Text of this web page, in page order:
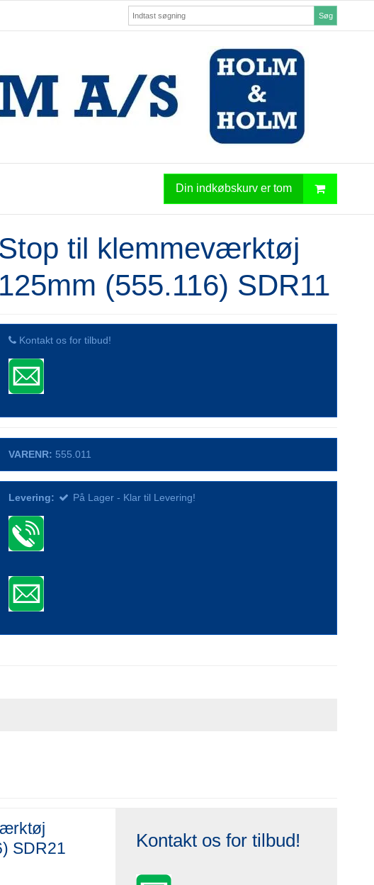
Søg
Din indkøbskurv er tom
Stop til klemmeværktøj
125mm (555.116) SDR11
Kontakt os for tilbud!
VARENR: 555.011
Levering: På Lager - Klar til Levering!
SDR21
Kontakt os for tilbud!